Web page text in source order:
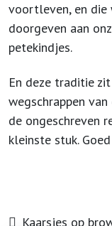
voortleven, en die
doorgeven aan
petekindjes.
En deze traditie
wegschrappen
de ongeschreven
kleinste stuk.
Kaarsjes op